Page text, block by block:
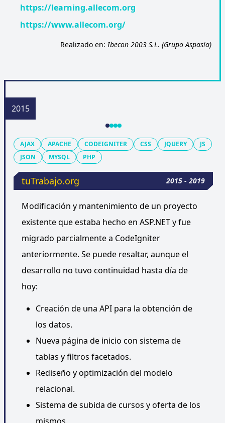
https://learning.allecom.org
https://www.allecom.org/
Realizado en:Ibecon 2003 S.L. (Grupo Aspasia)
tuTrabajo.org 2015 - 2019
Modificación y mantenimiento de un proyecto
existente que estaba hecho en ASP.NET y fue
migrado parcialmente a CodeIgniter
anteriormente. Se puede resaltar, aunque el
desarrollo no tuvo continuidad hasta día de
hoy:
Creación de una API para la obtención de
los datos.
Nueva página de inicio con sistema de
tablas y filtros facetados.
Rediseño y optimización del modelo
relacional.
Sistema de subida de cursos y oferta de los
AJAX APACHE CODEIGNITER CSS JQUERY
JS
JSON
MYSQL PHP